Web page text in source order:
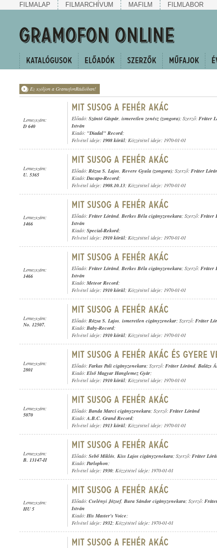
FILMALAP FILMARCHÍVUM MAFILM FILMLABOR
Ez szóljon a GramofonRádióban!
Lemezszám:
D 640
Előadó: Szántó Gáspár, ismeretlen zenész (zongora); Szerző: Fráter
István
Kiadó: "Diadal" Record;
Felvétel ideje: 1908 körül; Közzététel ideje: 1970-01-01
Lemezszám:
U. 5365
Előadó: Rózsa S. Lajos, Revere Gyula (zongora); Szerző: Fráter
Kiadó:Dacapo-Record;
Felvétel ideje: 1908.10.13; Közzététel ideje: 1970-01-01
Lemezszám:
1466
Előadó: Fráter Lóránd, Berkes Béla cigányzenekara; Szerző: Fráter
István
Kiadó: Special-Rekord;
Felvétel ideje: 1910 körül; Közzététel ideje: 1970-01-01
Lemezszám:
1466
Előadó: Fráter Lóránd, Berkes Béla cigányzenekara; Szerző: Fráter
István
Kiadó: Meteor Record;
Felvétel ideje: 1910 körül; Közzététel ideje: 1970-01-01
Lemezszám:
No. 12507.
Előadó: Rózsa S. Lajos, ismeretlen cigányzenekar; Szerző: Fráter
Kiadó: Baby-Record;
Felvétel ideje: 1910 körül; Közzététel ideje: 1970-01-01
Lemezszám:
2801
Előadó: Farkas Pali cigányzenekara; Szerző: Fráter Lóránd, Balázs
Kiadó: Első Magyar Hanglemez Gyár;
Felvétel ideje: 1910 körül; Közzététel ideje: 1970-01-01
Lemezszám:
5070
Előadó: Banda Marci cigányzenekara; Szerző: Fráter Lóránd
Kiadó:A.B.C. Grand Record;
Felvétel ideje: 1913 körül; Közzététel ideje: 1970-01-01
Lemezszám:
B. 13147-II
Előadó: Sebő Miklós, Kiss Lajos cigányzenekara; Szerző: Fráter
Kiadó: Parlophon;
Felvétel ideje: 1930; Közzététel ideje: 1970-01-01
Lemezszám:
HU 5
Előadó: Cselényi József, Bura Sándor cigányzenekara; Szerző:
István
Kiadó: His Master's Voice;
Felvétel ideje: 1932; Közzététel ideje: 1970-01-01